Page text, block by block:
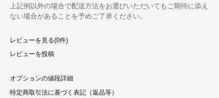
上記例以外の場合で配送方法をお選びいただいてもご期待に添え
ない場合があることを予めご了承ください。
レビューを見る(0件)
レビューを投稿
オプションの値段詳細
特定商取引法に基づく表記（返品等）